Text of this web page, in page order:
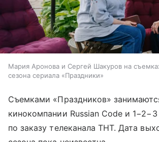
Мария Аронова и Сергей Шакуров на
сезона сериала «Праздники»
Съемками «Праздников»
кинокомпании Russian Code и
по заказу телеканала ТНТ. Дата